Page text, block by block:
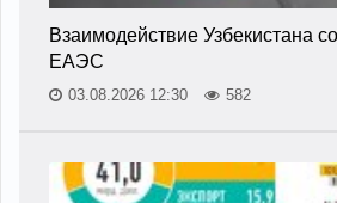
Взаимодействие Узбекистана
ЕАЭС
03.08.2026 12:30 582